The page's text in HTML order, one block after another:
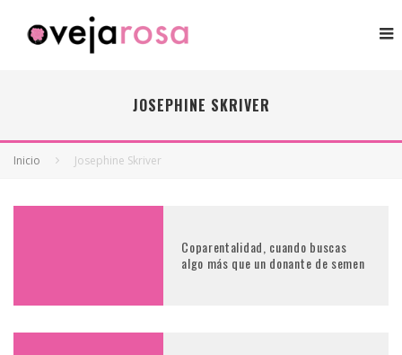
JOSEPHINE SKRIVER
Inicio Josephine Skriver
Coparentalidad, cuando buscas
algo más que un donante de semen